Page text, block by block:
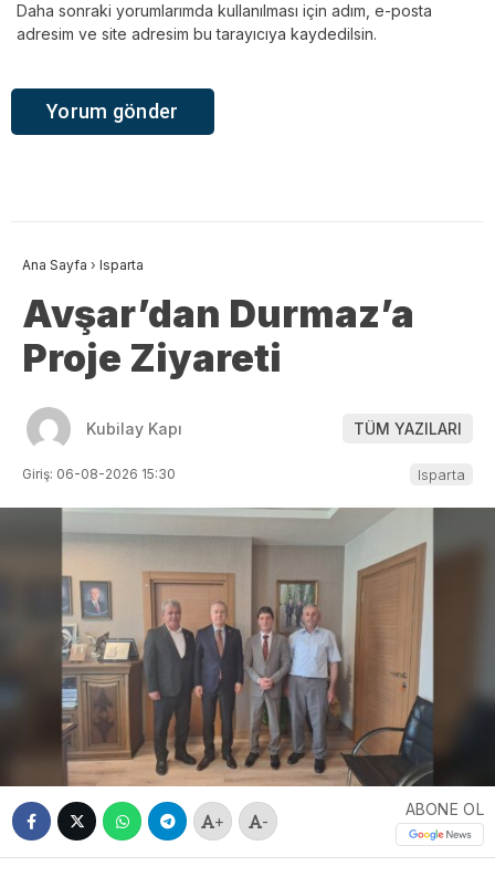
Daha sonraki yorumlarımda kullanılması için adım, e-posta
adresim ve site adresim bu tarayıcıya kaydedilsin.
Ana Sayfa › Isparta
Avşar’dan Durmaz’a
Proje Ziyareti
Kubilay Kapı TÜM YAZILARI
Giriş: 06-08-2026 15:30 Isparta
+ -
ABONE OL